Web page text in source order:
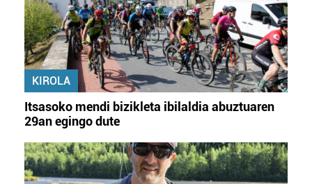
KIROLA
Itsasoko mendi bizikleta ibilaldia abuztuaren
29an egingo dute